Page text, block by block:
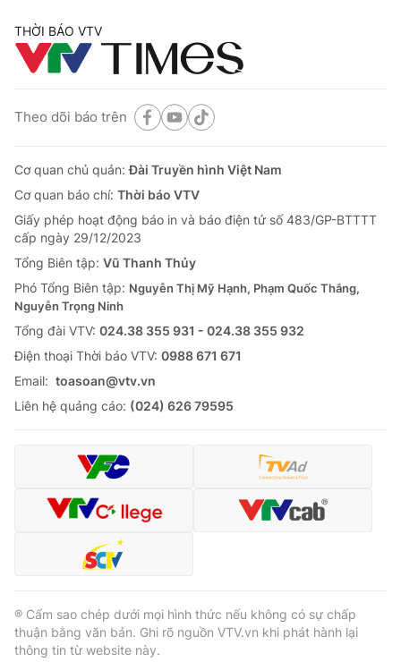
THỜI BÁO VTV
Theo dõi báo trên
Cơ quan chủ quản:Đài Truyền hình Việt Nam
Cơ quan báo chí: Thời báo VTV
Giấy phép hoạt động báo in và báo điện tử số 483/GP-BTTTT
cấp ngày 29/12/2023
Tổng Biên tập: Vũ Thanh Thủy
Phó Tổng Biên tập: Nguyễn Thị Mỹ Hạnh, Phạm Quốc Thắng,
Nguyễn Trọng Ninh
Tổng đài VTV: 024.38 355 931 - 024.38 355 932
Ðiện thoại Thời báo VTV: 0988 671 671
Email: toasoan@vtv.vn
Liên hệ quảng cáo: (024) 626 79595
® Cấm sao chép dưới mọi hình thức nếu không có sự chấp
thuận bằng văn bản. Ghi rõ nguồn VTV.vn khi phát hành lại
thông tin từ website này.